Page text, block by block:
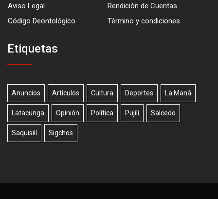
Aviso Legal
Rendición de Cuentas
Código Deontológico
Término y condiciones
Etiquetas
Anuncios Artículos Cultura Deportes La Maná
Latacunga Opinión Política Pujilí Salcedo
Saquisilí Sigchos